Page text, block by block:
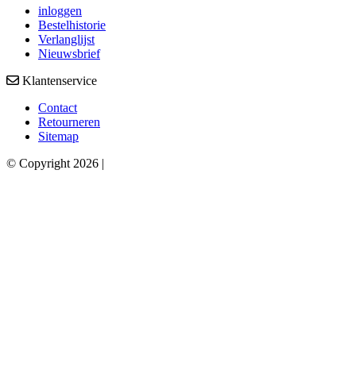
inloggen
Bestelhistorie
Verlanglijst
Nieuwsbrief
Klantenservice
Contact
Retourneren
Sitemap
© Copyright 2026 |